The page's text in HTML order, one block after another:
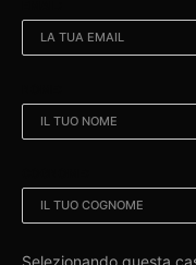
Selezionando questa